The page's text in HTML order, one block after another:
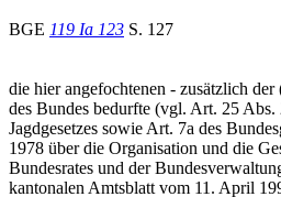
BGE 119 Ia 123 S. 127
die hier angefochtenen - zusätzlich
des Bundes bedurfte (vgl. Art. 25 Abs.
Jagdgesetzes sowie Art. 7a des
1978 über die Organisation und die
Bundesrates und der
kantonalen Amtsblatt vom 11. April